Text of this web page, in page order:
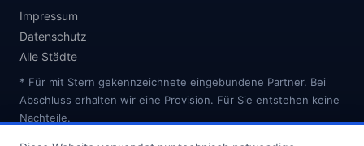
Impressum
Datenschutz
Alle Städte
* Für mit Stern gekennzeichnete eingebundene Partner. Bei
Abschluss erhalten wir eine Provision. Für Sie entstehen keine
Nachteile.